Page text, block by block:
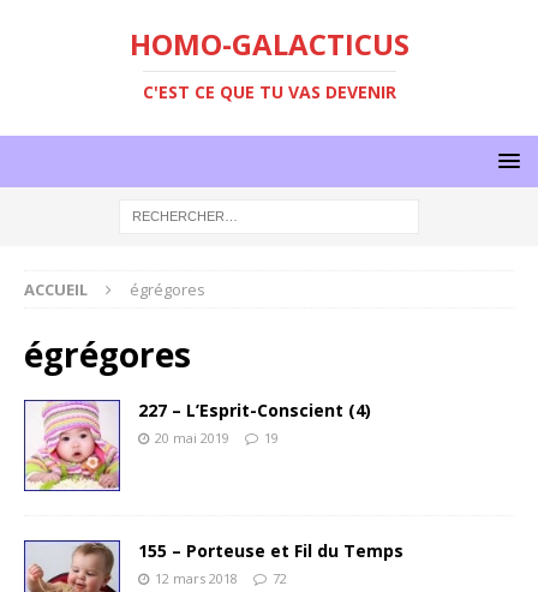
HOMO-GALACTICUS
C'EST CE QUE TU VAS DEVENIR
ACCUEIL égrégores
égrégores
227 – L’Esprit-Conscient (4)
20 mai 2019 19
155 – Porteuse et Fil du Temps
12 mars 2018 72